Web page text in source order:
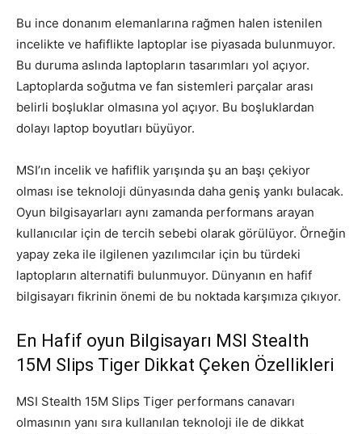
Bu ince donanım elemanlarına rağmen halen istenilen
incelikte ve hafiflikte laptoplar ise piyasada bulunmuyor.
Bu duruma aslında laptopların tasarımları yol açıyor.
Laptoplarda soğutma ve fan sistemleri parçalar arası
belirli boşluklar olmasına yol açıyor. Bu boşluklardan
dolayı laptop boyutları büyüyor.
MSI’ın incelik ve hafiflik yarışında şu an başı çekiyor
olması ise teknoloji dünyasında daha geniş yankı bulacak.
Oyun bilgisayarları aynı zamanda performans arayan
kullanıcılar için de tercih sebebi olarak görülüyor. Örneğin
yapay zeka ile ilgilenen yazılımcılar için bu türdeki
laptopların alternatifi bulunmuyor. Dünyanın en hafif
bilgisayarı fikrinin önemi de bu noktada karşımıza çıkıyor.
En Hafif oyun Bilgisayarı MSI Stealth
15M Slips Tiger Dikkat Çeken Özellikleri
MSI Stealth 15M Slips Tiger performans canavarı
olmasının yanı sıra kullanılan teknoloji ile de dikkat